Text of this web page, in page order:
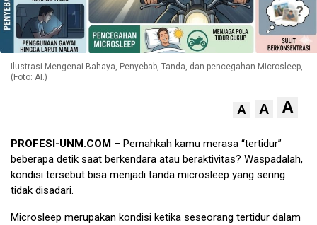
Ilustrasi Mengenai Bahaya, Penyebab, Tanda, dan pencegahan Microsleep,
(Foto: AI.)
A A A
PROFESI-UNM.COM – Pernahkah kamu merasa “tertidur”
beberapa detik saat berkendara atau beraktivitas? Waspadalah,
kondisi tersebut bisa menjadi tanda microsleep yang sering
tidak disadari.
Microsleep merupakan kondisi ketika seseorang tertidur dalam